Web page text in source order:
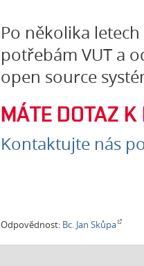
Po několika
potřebám VUT a
open source
MÁTE DOTAZ
Kontaktujte nás
Odpovědnost: Bc. Jan Skůpa